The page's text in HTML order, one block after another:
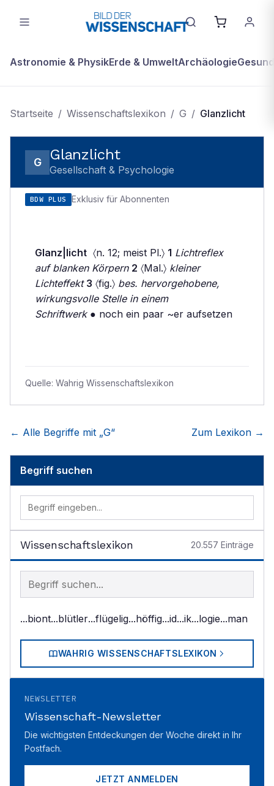
Astronomie & PhysikErde & UmweltArchäologie
Startseite / Wissenschaftslexikon / G / Glanzlicht
G Glanzlicht
Gesellschaft & Psychologie
BDW PLUS Exklusiv für Abonnenten
Glanz|licht 〈n. 12; meist Pl.〉 1 Lichtreflex
auf blanken Körpern 2 〈Mal.〉 kleiner
Lichteffekt 3 〈fig.〉 bes. hervorgehobene,
wirkungsvolle Stelle in einem
Schriftwerk● noch ein paar ~er aufsetzen
Quelle: Wahrig Wissenschaftslexikon
← Alle Begriffe mit „G“ Zum Lexikon →
Begriff suchen
Wissenschaftslexikon 20.557 Einträge
Begriff im Lexikon suchen
...biont...blütler...flügelig...höffig...id...ik...logie...man
WAHRIG WISSENSCHAFTSLEXIKON
NEWSLETTER
Wissenschaft-Newsletter
Die wichtigsten Entdeckungen der Woche direkt in Ihr
Postfach.
JETZT ANMELDEN